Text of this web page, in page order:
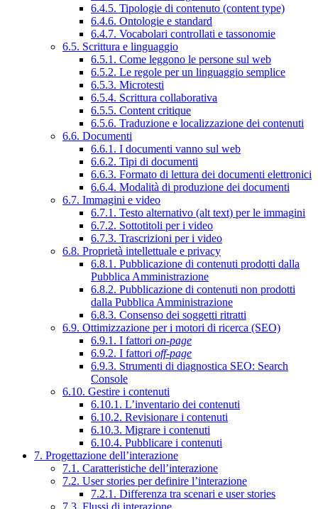
6.4.5. Tipologie di contenuto (content type)
6.4.6. Ontologie e standard
6.4.7. Vocabolari controllati e tassonomie
6.5. Scrittura e linguaggio
6.5.1. Come leggono le persone sul web
6.5.2. Le regole per un linguaggio semplice
6.5.3. Microtesti
6.5.4. Scrittura collaborativa
6.5.5. Content critique
6.5.6. Traduzione e localizzazione dei contenuti
6.6. Documenti
6.6.1. I documenti vanno sul web
6.6.2. Tipi di documenti
6.6.3. Formato di lettura dei documenti elettronici
6.6.4. Modalità di produzione dei documenti
6.7. Immagini e video
6.7.1. Testo alternativo (alt text) per le immagini
6.7.2. Sottotitoli per i video
6.7.3. Trascrizioni per i video
6.8. Proprietà intellettuale e privacy
6.8.1. Pubblicazione di contenuti prodotti dalla
Pubblica Amministrazione
6.8.2. Pubblicazione di contenuti non prodotti
dalla Pubblica Amministrazione
6.8.3. Consenso dei soggetti ritratti
6.9. Ottimizzazione per i motori di ricerca (SEO)
6.9.1. I fattori on-page
6.9.2. I fattori off-page
6.9.3. Strumenti di diagnostica SEO: Search
Console
6.10. Gestire i contenuti
6.10.1. L’inventario dei contenuti
6.10.2. Revisionare i contenuti
6.10.3. Migrare i contenuti
6.10.4. Pubblicare i contenuti
7. Progettazione dell’interazione
7.1. Caratteristiche dell’interazione
7.2. User stories per definire l’interazione
7.2.1. Differenza tra scenari e user stories
7.3. Flussi di interazione